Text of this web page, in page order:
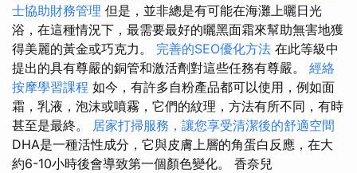
士協助財務管理 但是，並非總是有可能在海灘上曬日光
浴，在這種情況下，最需要最好的曬黑面霜來幫助無害地獲
得美麗的黃金或巧克力。 完善的SEO優化方法 在此等級中
提出的具有尊嚴的銅管和激活劑對這些任務有尊嚴。 經絡
按摩學習課程 如今，有許多自粉產品都可以使用，例如面
霜，乳液，泡沫或噴霧，它們的紋理，方法有所不同，有時
甚至是最終。 居家打掃服務，讓您享受清潔後的舒適空間
DHA是一種活性成分，它與皮膚上層的角蛋白反應，在大
約6-10小時後會導致第一個顏色變化。 香奈兒